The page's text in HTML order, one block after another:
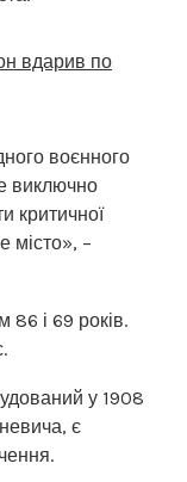
вдарив по
воєнного
виключно
критичної
місто», –
і 69 років.
у 1908
є